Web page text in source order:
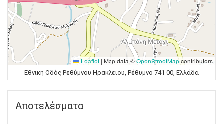
Leaflet | Map data ©OpenStreetMapcontributors
Εθνική Οδός Ρεθύμνου Ηρακλείου, Ρέθυμνο 741 00, Ελλάδα
Αποτελέσματα